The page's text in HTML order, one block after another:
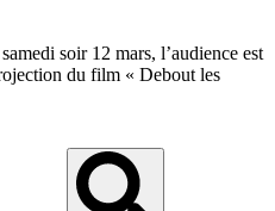
soir 12 mars, l’audience est
du film « Debout les